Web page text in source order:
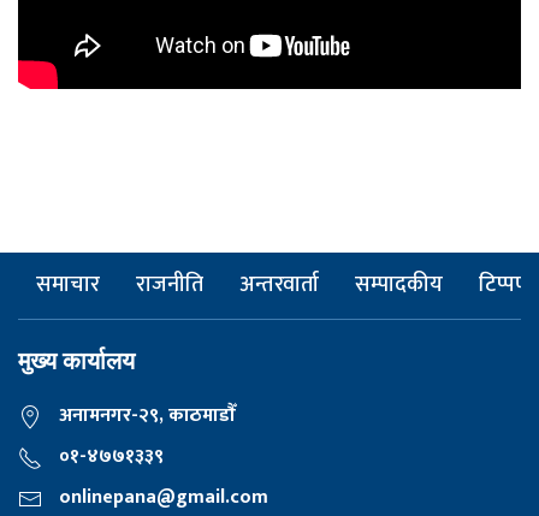
समाचार राजनीति अन्तरवार्ता सम्पादकीय टिप्पणी
मुख्य कार्यालय
अनामनगर-२९, काठमाडाैँ
०१-४७७१३३९
onlinepana@gmail.com